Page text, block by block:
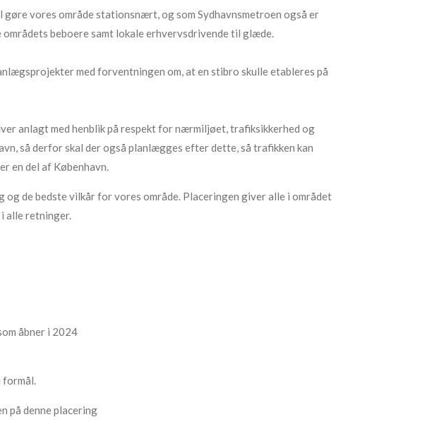
vores område stationsnært, og som Sydhavnsmetroen også er
områdets beboere samt lokale erhvervsdrivende til glæde.
med forventningen om, at en stibro skulle etableres på
anlagt med henblik på respekt for nærmiljøet, trafiksikkerhed og
så derfor skal der også planlægges efter dette, så trafikken kan
en del af København.
og de bedste vilkår for vores område. Placeringen giver alle i området
alle retninger.
åbner i 2024
formål.
på denne placering